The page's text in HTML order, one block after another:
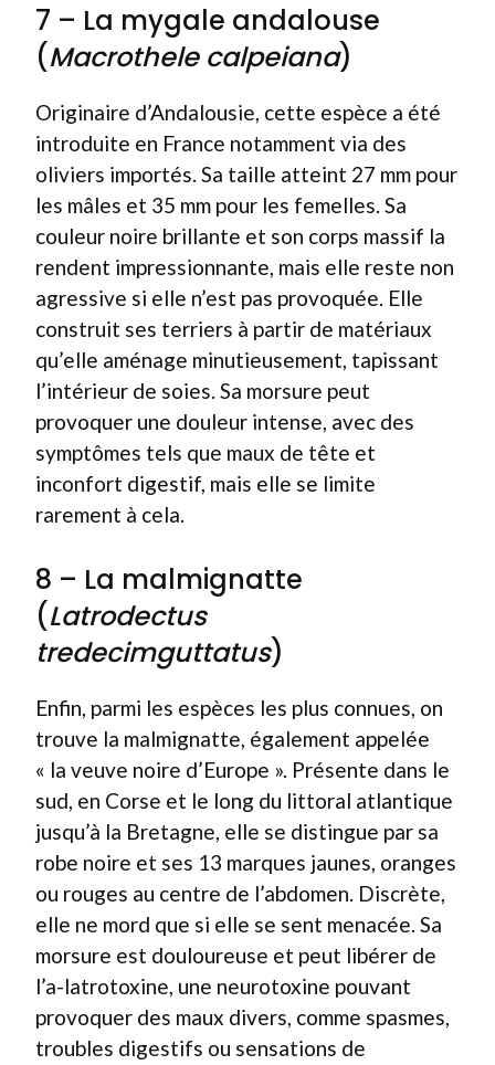
7 – La mygale andalouse
(Macrothele calpeiana)
Originaire d’Andalousie, cette espèce a été
introduite en France notamment via des
oliviers importés. Sa taille atteint 27 mm pour
les mâles et 35 mm pour les femelles. Sa
couleur noire brillante et son corps massif la
rendent impressionnante, mais elle reste non
agressive si elle n’est pas provoquée. Elle
construit ses terriers à partir de matériaux
qu’elle aménage minutieusement, tapissant
l’intérieur de soies. Sa morsure peut
provoquer une douleur intense, avec des
symptômes tels que maux de tête et
inconfort digestif, mais elle se limite
rarement à cela.
8 – La malmignatte
(Latrodectus
tredecimguttatus)
Enfin, parmi les espèces les plus connues, on
trouve la malmignatte, également appelée
« la veuve noire d’Europe ». Présente dans le
sud, en Corse et le long du littoral atlantique
jusqu’à la Bretagne, elle se distingue par sa
robe noire et ses 13 marques jaunes, oranges
ou rouges au centre de l’abdomen. Discrète,
elle ne mord que si elle se sent menacée. Sa
morsure est douloureuse et peut libérer de
l’a-latrotoxine, une neurotoxine pouvant
provoquer des maux divers, comme spasmes,
troubles digestifs ou sensations de